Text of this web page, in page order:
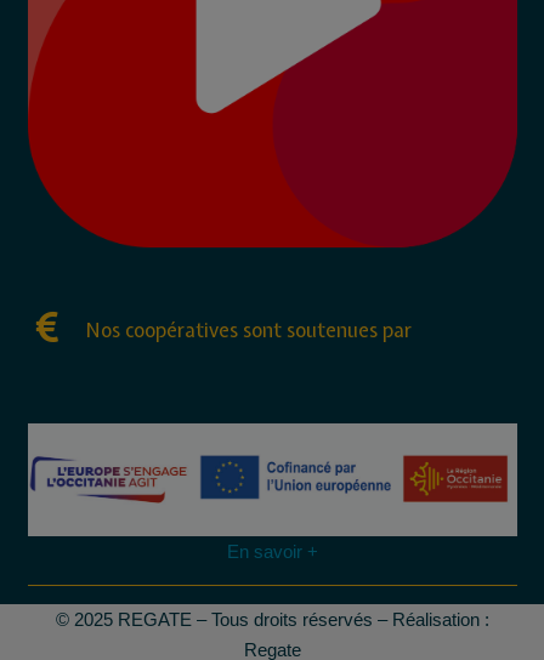
Nos coopératives sont soutenues par
En savoir +
© 2025 REGATE – Tous droits réservés – Réalisation :
Regate